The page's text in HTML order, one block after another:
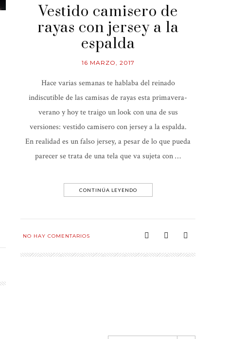
Vestido camisero de
rayas con jersey a la
espalda
16 MARZO, 2017
Hace varias semanas te hablaba del reinado
indiscutible de las camisas de rayas esta primavera-
verano y hoy te traigo un look con una de sus
versiones: vestido camisero con jersey a la espalda.
En realidad es un falso jersey, a pesar de lo que pueda
parecer se trata de una tela que va sujeta con …
CONTINÚA LEYENDO
NO HAY COMENTARIOS